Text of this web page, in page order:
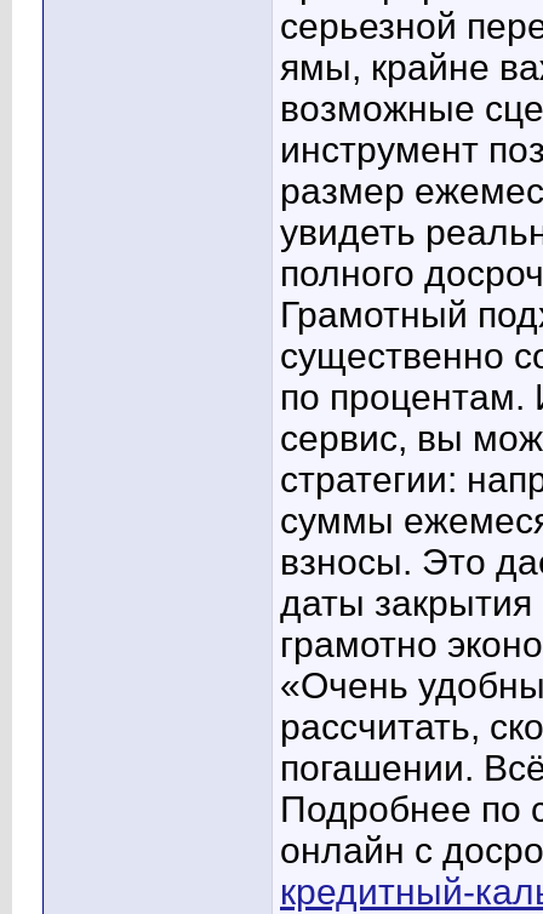
серьезной
ямы, крайне
возможные
инструмент
размер
увидеть
полного
Грамотный
существенно
по процентам.
сервис, вы
стратегии:
суммы
взносы. Это
даты закрытия
грамотно
«Очень
рассчитать,
погашении.
Подробнее по
онлайн с
кредитный-